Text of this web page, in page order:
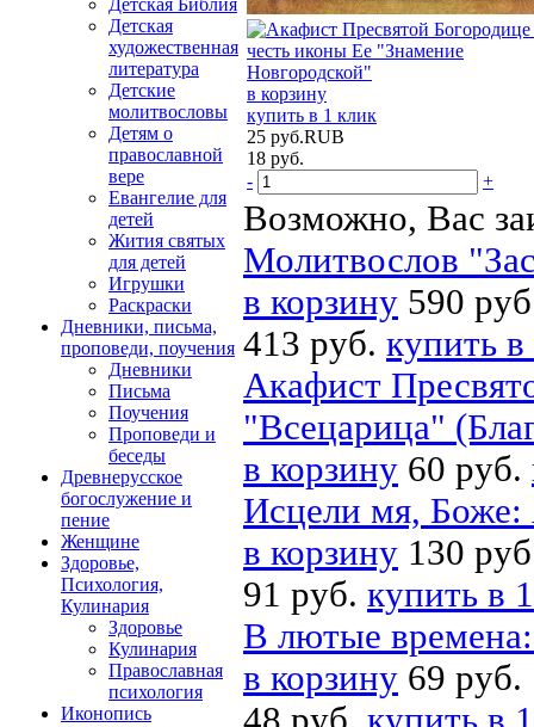
Детская Библия
Детская
художественная
литература
Детские
молитвословы
Детям о
православной
вере
Евангелие для
детей
Жития святых
для детей
Игрушки
Раскраски
Дневники, письма,
проповеди, поучения
Дневники
Письма
Поучения
Проповеди и
беседы
Древнерусское
богослужение и
пение
Женщине
Здоровье,
Психология,
Кулинария
Здоровье
Кулинария
Православная
психология
Иконопись
в корзину
купить в 1 клик
25 руб.RUB
18 руб.
-
+
Возможно, Вас
Молитвослов
в корзину 590
413 руб. купить
Акафист
"Всецарица"
в корзину 60 руб.
Исцели мя,
в корзину 130
91 руб. купить в
В лютые
в корзину 69 руб.